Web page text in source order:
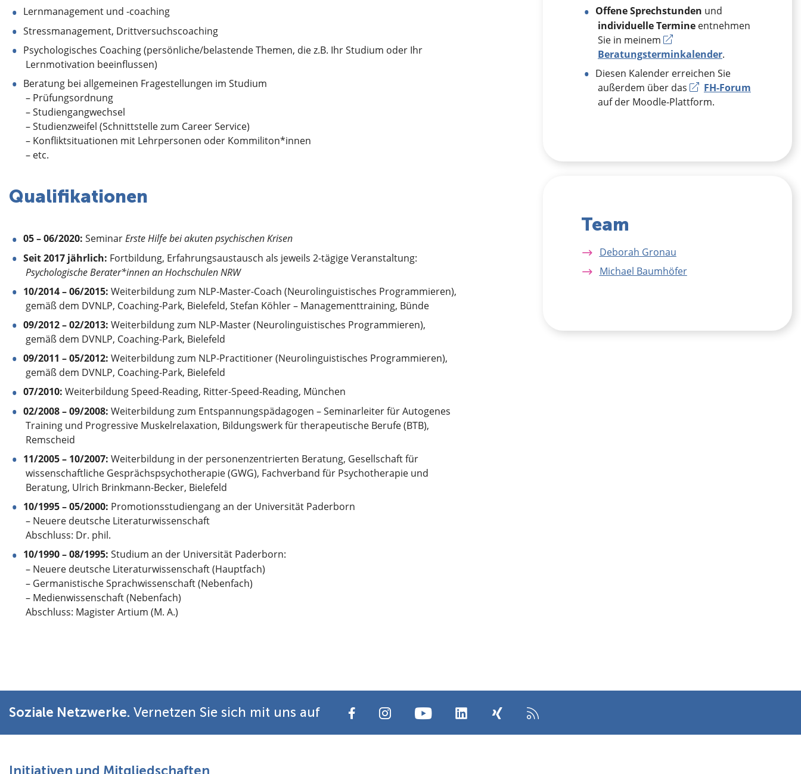
Lernmanagement und -coaching
Stressmanagement, Drittversuchscoaching
Psychologisches Coaching (persönliche/belastende Themen, die z.B. Ihr Studium oder Ihr
Lernmotivation beeinflussen)
Beratung bei allgemeinen Fragestellungen im Studium
– Prüfungsordnung
– Studiengangwechsel
– Studienzweifel (Schnittstelle zum Career Service)
– Konfliktsituationen mit Lehrpersonen oder Kommiliton*innen
– etc.
Qualifikationen
05 – 06/2020: SeminarErste Hilfe bei akuten psychischen Krisen
Seit 2017 jährlich: Fortbildung, Erfahrungsaustausch als jeweils 2-tägige Veranstaltung:
Psychologische Berater*innen an Hochschulen NRW
10/2014 – 06/2015: Weiterbildung zum NLP-Master-Coach (Neurolinguistisches Programmieren),
gemäß dem DVNLP, Coaching-Park, Bielefeld, Stefan Köhler – Managementtraining, Bünde
09/2012 – 02/2013: Weiterbildung zum NLP-Master (Neurolinguistisches Programmieren),
gemäß dem DVNLP, Coaching-Park, Bielefeld
09/2011 – 05/2012: Weiterbildung zum NLP-Practitioner (Neurolinguistisches Programmieren),
gemäß dem DVNLP, Coaching-Park, Bielefeld
07/2010: Weiterbildung Speed-Reading, Ritter-Speed-Reading, München
02/2008 – 09/2008: Weiterbildung zum Entspannungspädagogen – Seminarleiter für Autogenes
Training und Progressive Muskelrelaxation, Bildungswerk für therapeutische Berufe (BTB),
Remscheid
11/2005 – 10/2007: Weiterbildung in der personenzentrierten Beratung, Gesellschaft für
wissenschaftliche Gesprächspsychotherapie (GWG), Fachverband für Psychotherapie und
Beratung, Ulrich Brinkmann-Becker, Bielefeld
10/1995 – 05/2000: Promotionsstudiengang an der Universität Paderborn
– Neuere deutsche Literaturwissenschaft
Abschluss: Dr. phil.
10/1990 – 08/1995: Studium an der Universität Paderborn:
– Neuere deutsche Literaturwissenschaft (Hauptfach)
– Germanistische Sprachwissenschaft (Nebenfach)
– Medienwissenschaft (Nebenfach)
Abschluss: Magister Artium (M. A.)
Offene Sprechstunden und
individuelle Termineentnehmen
Sie in meinem
Beratungsterminkalender.
Diesen Kalender erreichen Sie
außerdem über das
FH-Forum
auf der Moodle-Plattform.
Team
Deborah Gronau
Michael Baumhöfer
Soziale Netzwerke. Vernetzen Sie sich mit uns auf
Initiativen und Mitgliedschaften